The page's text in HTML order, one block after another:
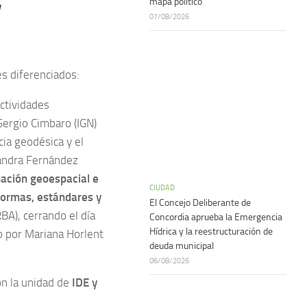
diferenciados:
Cimbaro (IGN)
geodésica y el
Fernández
geoespacial e
estándares y
cerrando el día
por Mariana Horlent
la unidad de IDE y
07/08/2026
CIUDAD
El Concejo Deliberante de
Concordia aprueba la Emergencia
Hídrica y la reestructuración de
deuda municipal
06/08/2026